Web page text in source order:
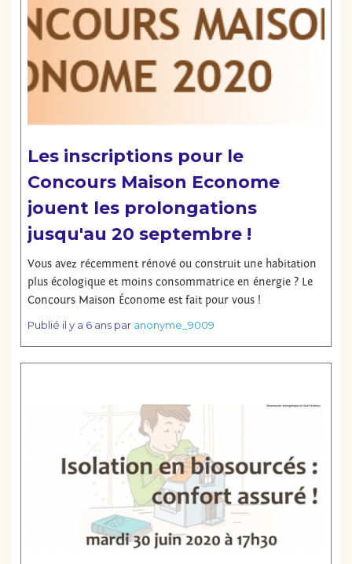
Les inscriptions pour le
Concours Maison Econome
jouent les prolongations
jusqu'au 20 septembre !
Vous avez récemment rénové ou construit une habitation
plus écologique et moins consommatrice en énergie ? Le
Concours Maison Économe est fait pour vous !
Publié il y a 6 anspar anonyme_9009